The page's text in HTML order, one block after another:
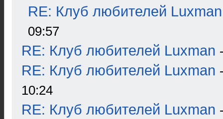
RE: Клуб любителей Luxman
09:57
RE: Клуб любителей Luxman
RE: Клуб любителей Luxman
10:24
RE: Клуб любителей Luxman